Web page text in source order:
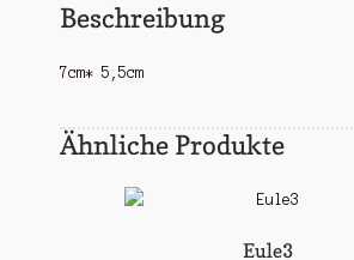
Beschreibung
7cm* 5,5cm
Ähnliche Produkte
Eule3